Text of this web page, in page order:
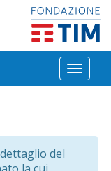
Toggle
del